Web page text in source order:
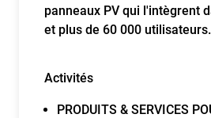
panneaux PV qui l'intègrent
et plus de 60 000 utilisateurs.
Activités
PRODUITS & SERVICES